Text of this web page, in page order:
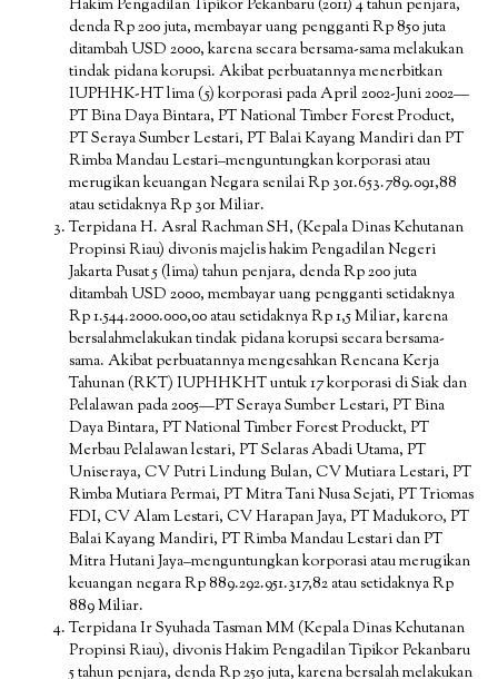
Hakim Pengadilan Tipikor Pekanbaru (2011) 4 tahun penjara,
denda Rp 200 juta, membayar uang pengganti Rp 850 juta
ditambah USD 2000, karena secara bersama-sama melakukan
tindak pidana korupsi. Akibat perbuatannya menerbitkan
IUPHHK-HT lima (5) korporasi pada April 2002-Juni 2002—
PT Bina Daya Bintara, PT National Timber Forest Product,
PT Seraya Sumber Lestari, PT Balai Kayang Mandiri dan PT
Rimba Mandau Lestari–menguntungkan korporasi atau
merugikan keuangan Negara senilai Rp 301.653.789.091,88
atau setidaknya Rp 301 Miliar.
Terpidana H. Asral Rachman SH, (Kepala Dinas Kehutanan
Propinsi Riau) divonis majelis hakim Pengadilan Negeri
Jakarta Pusat 5 (lima) tahun penjara, denda Rp 200 juta
ditambah USD 2000, membayar uang pengganti setidaknya
Rp 1.544.2000.000,00 atau setidaknya Rp 1,5 Miliar, karena
bersalahmelakukan tindak pidana korupsi secara bersama-
sama. Akibat perbuatannya mengesahkan Rencana Kerja
Tahunan (RKT) IUPHHKHT untuk 17 korporasi di Siak dan
Pelalawan pada 2005—PT Seraya Sumber Lestari, PT Bina
Daya Bintara, PT National Timber Forest Produckt, PT
Merbau Pelalawan lestari, PT Selaras Abadi Utama, PT
Uniseraya, CV Putri Lindung Bulan, CV Mutiara Lestari, PT
Rimba Mutiara Permai, PT Mitra Tani Nusa Sejati, PT Triomas
FDI, CV Alam Lestari, CV Harapan Jaya, PT Madukoro, PT
Balai Kayang Mandiri, PT Rimba Mandau Lestari dan PT
Mitra Hutani Jaya–menguntungkan korporasi atau merugikan
keuangan negara Rp 889.292.951.317,82 atau setidaknya Rp
889 Miliar.
Terpidana Ir Syuhada Tasman MM (Kepala Dinas Kehutanan
Propinsi Riau), divonis Hakim Pengadilan Tipikor Pekanbaru
5 tahun penjara, denda Rp 250 juta, karena bersalah melakukan